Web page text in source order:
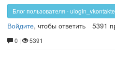
за! против!
Блог пользователя -
Войдите, чтобы ответить 5391
0 | 5391